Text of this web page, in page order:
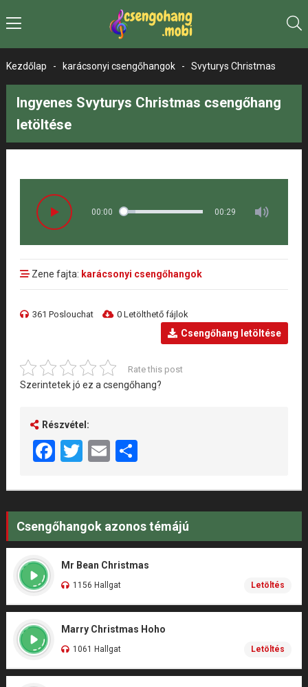
Kezdőlap - karácsonyi csengőhangok - Svyturys Christmas
Ingyenes Svyturys Christmas csengőhang
letöltése
00:00 00:29
Zene fajta: karácsonyi csengőhangok
361 Poslouchat 0 Letölthető fájlok
Csengőhang letöltése
Rate this post
Szerintetek jó ez a csengőhang?
Részvétel:
Facebook
Twitter
EmailShare
Csengőhangok azonos témájú
Mr Bean Christmas
1156 Hallgat Letöltés
Marry Christmas Hoho
1061 Hallgat Letöltés